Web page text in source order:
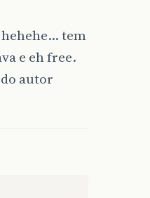
hehehe… tem
e eh free.
autor